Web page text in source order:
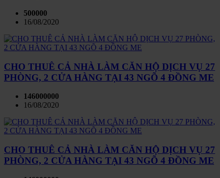
500000
16/08/2020
CHO THUÊ CẢ NHÀ LÀM CĂN HỘ DỊCH VỤ 27
PHÒNG, 2 CỬA HÀNG TẠI 43 NGÕ 4 ĐỒNG ME
146000000
16/08/2020
CHO THUÊ CẢ NHÀ LÀM CĂN HỘ DỊCH VỤ 27
PHÒNG, 2 CỬA HÀNG TẠI 43 NGÕ 4 ĐỒNG ME